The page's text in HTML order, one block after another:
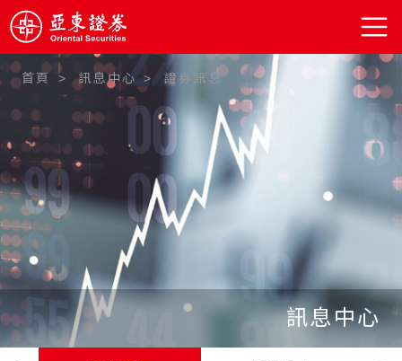
:::
首頁 訊息中心 證券訊息
訊息中心